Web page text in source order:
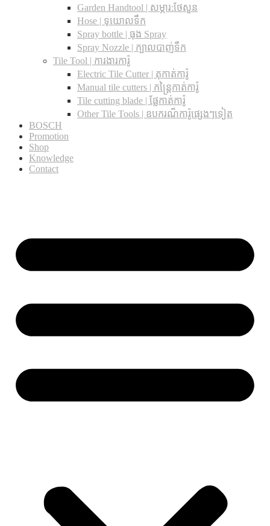
Garden Handtool | សម្ភារ:ថែសួន
Hose | ទុយោលទឹក
Spray bottle | ធុង Spray
Spray Nozzle | ក្បាលបាញ់ទឹក
Tile Tool | ការងារការ៉ូ
Electric Tile Cutter | តុកាត់ការ៉ូ
Manual tile cutters | កន្ត្រៃកាត់ការ៉ូ
Tile cutting blade | ផ្លែកាត់ការ៉ូ
Other Tile Tools | ឧបករណ៏ការ៉ូផ្សេងៗទៀត
BOSCH
Promotion
Shop
Knowledge
Contact